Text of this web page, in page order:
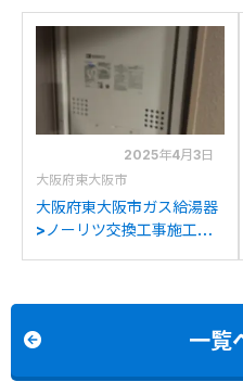
2025年4月3日
大阪府東大阪市
大阪府東大阪市ガス給湯器
>ノーリツ交換工事施工事
一覧